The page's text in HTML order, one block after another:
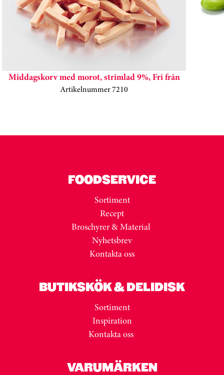
Middagskorv med morot, strimlad 9%, Fri från
Artikelnummer 7210
FOODSERVICE
Sortiment
Recept
Broschyrer & Material
Nyhetsbrev
Kontakta oss
BUTIKSKÖK & DELIDISK
Sortiment
Inspiration
Kontakta oss
VARUMÄRKEN